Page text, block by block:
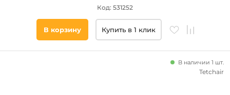
Код: 531252
В корзину Купить в 1 клик
В наличии 1 шт.
Tetchair